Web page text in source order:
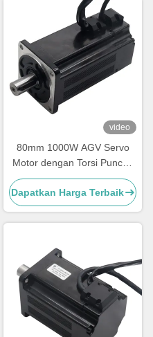
video
80mm 1000W AGV Servo
Motor dengan Torsi Puncak
6,36nm untuk Instrumen
Medis dan Logistik Sorting
Dapatkan Harga Terbaik